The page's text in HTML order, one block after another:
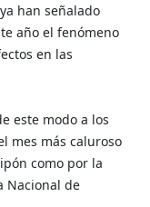
han señalado
año el fenómeno
en las
este modo a los
mes más caluroso
como por la
Nacional de